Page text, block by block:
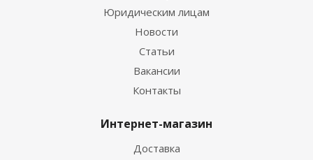
Юридическим лицам
Новости
Статьи
Вакансии
Контакты
Интернет-магазин
Доставка